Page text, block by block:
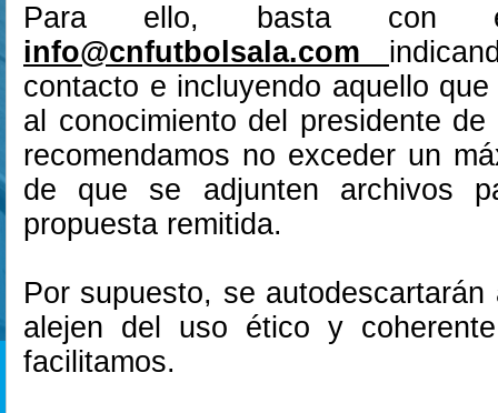
Para ello, basta con
info@cnfutbolsala.com
contacto e incluyendo aquello
al conocimiento del presidente
recomendamos no exceder un
de que se adjunten archivos
propuesta remitida.
Por supuesto, se
alejen del uso ético y
facilitamos.